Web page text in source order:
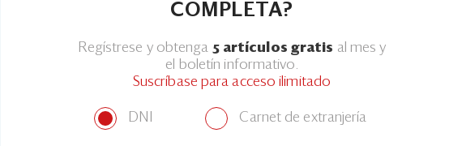
COMPLETA?
Regístrese y obtenga 5 artículos gratis al mes y
el boletín informativo.
Suscríbase para acceso ilimitado
DNI Carnet de extranjería